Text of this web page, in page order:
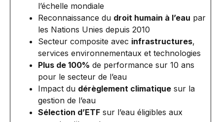
l’échelle mondiale
Reconnaissance du droit humain à l’eau par
les Nations Unies depuis 2010
Secteur composite avec infrastructures,
services environnementaux et technologies
Plus de 100% de performance sur 10 ans
pour le secteur de l’eau
Impact du dérèglement climatique sur la
gestion de l’eau
Sélection d’ETF sur l’eau éligibles aux